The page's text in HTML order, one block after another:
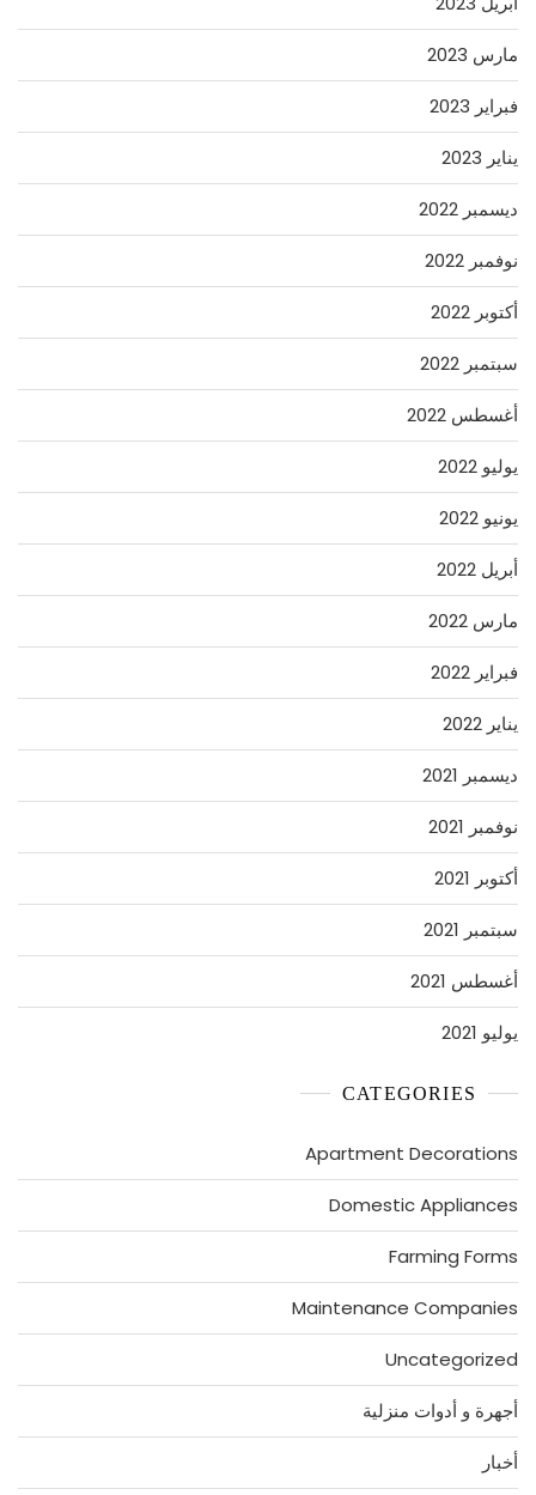
مارس 2023
فبراير 2023
يناير 2023
ديسمبر 2022
نوفمبر 2022
أكتوبر 2022
سبتمبر 2022
أغسطس 2022
يوليو 2022
يونيو 2022
أبريل 2022
مارس 2022
فبراير 2022
يناير 2022
ديسمبر 2021
نوفمبر 2021
أكتوبر 2021
سبتمبر 2021
أغسطس 2021
يوليو 2021
CATEGORIES
Apartment Decorations
Domestic Appliances
Farming Forms
Maintenance Companies
Uncategorized
أجهرة و أدوات منزلية
أخبار